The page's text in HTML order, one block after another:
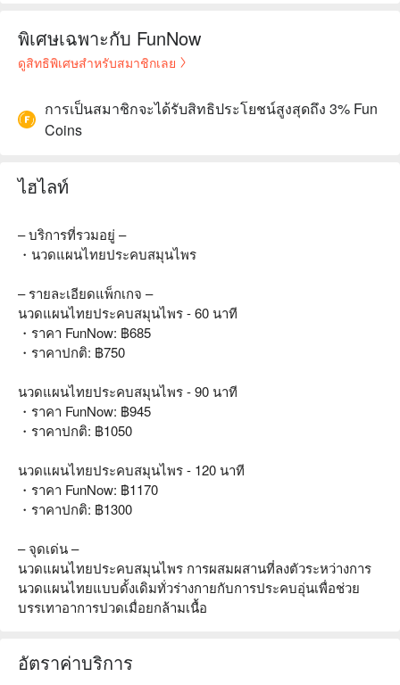
พิเศษเฉพาะกับ FunNow
ดูสิทธิพิเศษสำหรับสมาชิกเลย
การเป็นสมาชิกจะได้รับสิทธิประโยชน์สูงสุดถึง 3% Fun
Coins
ไฮไลท์
– บริการที่รวมอยู่ –
・นวดแผนไทยประคบสมุนไพร
– รายละเอียดแพ็กเกจ –
นวดแผนไทยประคบสมุนไพร - 60 นาที
・ราคา FunNow: ฿685
・ราคาปกติ: ฿750
นวดแผนไทยประคบสมุนไพร - 90 นาที
・ราคา FunNow: ฿945
・ราคาปกติ: ฿1050
นวดแผนไทยประคบสมุนไพร - 120 นาที
・ราคา FunNow: ฿1170
・ราคาปกติ: ฿1300
– จุดเด่น –
นวดแผนไทยประคบสมุนไพร การผสมผสานที่ลงตัวระหว่างการ
นวดแผนไทยแบบดั้งเดิมทั่วร่างกายกับการประคบอุ่นเพื่อช่วย
บรรเทาอาการปวดเมื่อยกล้ามเนื้อ
อัตราค่าบริการ